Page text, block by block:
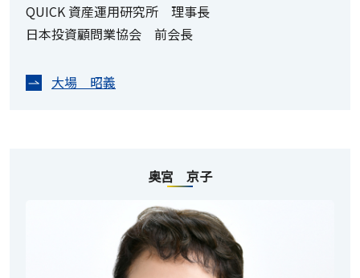
QUICK 資産運用研究所 理事長
日本投資顧問業協会 前会長
大場 昭義
奥宮 京子